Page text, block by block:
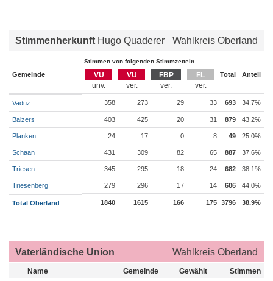
Stimmenherkunft Hugo Quaderer Wahlkreis Oberland
Stimmen von folgenden Stimmzetteln
Gemeinde VU VU FBP FL Total Anteil
Vaduz 358 273 29 33 693 34.7%
Balzers 403 425 20 31 879 43.2%
Planken 24 17 0 8 49 25.0%
Schaan 431 309 82 65 887 37.6%
Triesen 345 295 18 24 682 38.1%
Triesenberg 279 296 17 14 606 44.0%
Total Oberland 1840 1615 166 175 3796 38.9%
Vaterländische Union Wahlkreis Oberland
Name Gemeinde Gewählt Stimmen